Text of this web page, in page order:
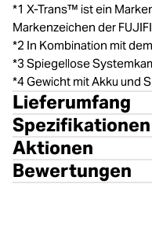
*1 X-Trans™ ist ein
Markenzeichen der
*2 In Kombination mit
*3 Spiegellose
*4 Gewicht mit Akku und
Lieferumfang
Spezifikationen
Aktionen
Bewertungen